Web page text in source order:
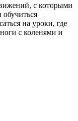
с которыми
на уроки, где
с коленями и